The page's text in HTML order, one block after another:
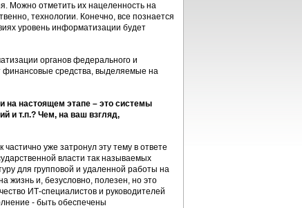
Можно отметить их нацеленность на
технологии. Конечно, все познается
уровень информатизации будет
органов федерального и
финансовые средства, выделяемые на
на настоящем этапе – это системы
и т.п.? Чем, на ваш взгляд,
уже затронул эту тему в ответе
власти так называемых
для групповой и удаленной работы на
жизнь и, безусловно, полезен, но это
ИТ-специалистов и руководителей
- быть обеспечены